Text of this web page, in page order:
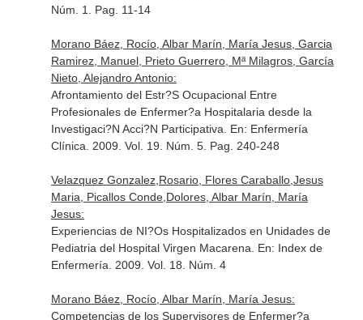
Núm. 1. Pag. 11-14
Morano Báez, Rocío, Albar Marín, María Jesus, Garcia
Ramirez, Manuel, Prieto Guerrero, Mª Milagros, García
Nieto, Alejandro Antonio:
Afrontamiento del Estr?S Ocupacional Entre
Profesionales de Enfermer?a Hospitalaria desde la
Investigaci?N Acci?N Participativa. En: Enfermería
Clínica . 2009. Vol. 19. Núm. 5. Pag. 240-248
Velazquez Gonzalez,Rosario, Flores Caraballo,Jesus
Maria, Picallos Conde,Dolores, Albar Marín, María
Jesus:
Experiencias de NI?Os Hospitalizados en Unidades de
Pediatria del Hospital Virgen Macarena. En: Index de
Enfermería . 2009. Vol. 18. Núm. 4
Morano Báez, Rocío, Albar Marín, María Jesus:
Competencias de los Supervisores de Enfermer?a